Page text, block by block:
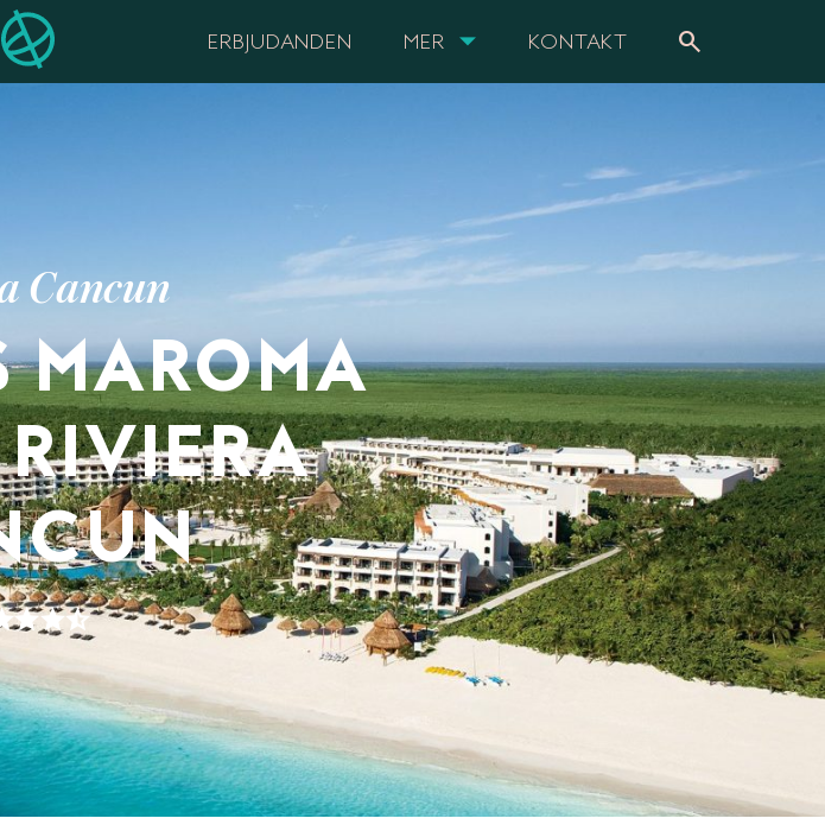
ERBJUDANDEN MER KONTAKT search
Cancun
MAROMA